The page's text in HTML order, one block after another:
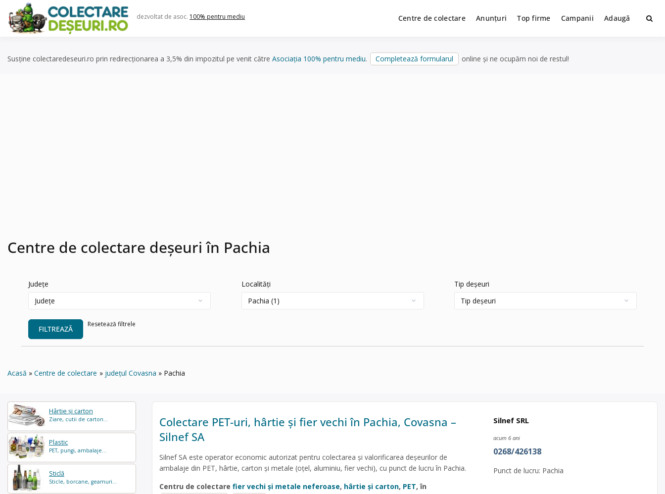
content
dezvoltat de asoc. 100% pentru mediu Centre de colectare Anunțuri Top firme Campanii Adaugă
Susține colectaredeseuri.ro prin redirecționarea a 3,5% din impozitul pe venit către Asociația 100% pentru mediu. Completează formularul online și ne ocupăm noi de restul!
Centre de colectare deșeuri în Pachia
Județe Localități Tip deșeuri
FILTREAZĂ
Resetează filtrele
Acasă Centre de colectare județul Covasna Pachia
Hârtie și carton
Ziare, cutii de carton...
Plastic
PET, pungi, ambalaje...
Sticlă
Sticle, borcane, geamuri...
Colectare PET-uri, hârtie și fier vechi în Pachia, Covasna –
Silnef SA
Silnef SA este operator economic autorizat pentru colectarea și valorificarea deșeurilor de
ambalaje din PET, hârtie, carton și metale (oțel, aluminiu, fier vechi), cu punct de lucru în Pachia.
Centru de colectare fier vechi și metale neferoase, hârtie și carton, PET, în
Silnef SRL
acum 6 ani
0268/426138
Punct de lucru: Pachia